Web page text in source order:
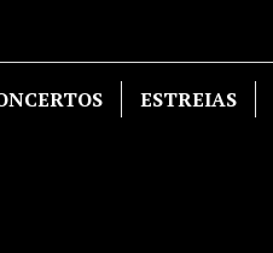
ESTREIAS